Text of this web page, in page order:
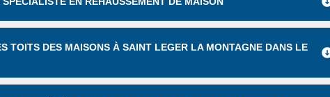
TOITS DES MAISONS À SAINT LEGER LA MONTAGNE DANS LE